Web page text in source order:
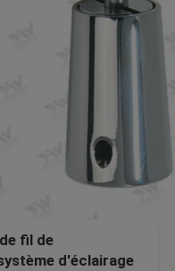
fil de
d'éclairage